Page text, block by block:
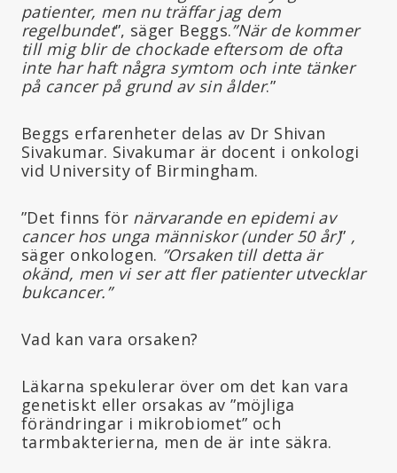
patienter, men nu träffar jag dem
regelbundet”, säger Beggs.”När de kommer
till mig blir de chockade eftersom de ofta
inte har haft några symtom och inte tänker
på cancer på grund av sin ålder.”
Beggs erfarenheter delas av Dr Shivan
Sivakumar. Sivakumar är docent i onkologi
vid University of Birmingham.
”Det finns för närvarande en epidemi av
cancer hos unga människor (under 50 år)” ,
säger onkologen. ”Orsaken till detta är
okänd, men vi ser att fler patienter utvecklar
bukcancer.”
Vad kan vara orsaken?
Läkarna spekulerar över om det kan vara
genetiskt eller orsakas av ”möjliga
förändringar i mikrobiomet” och
tarmbakterierna, men de är inte säkra.